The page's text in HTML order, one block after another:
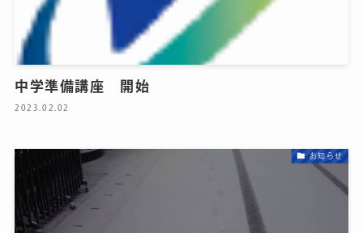
中学準備講座 開始
2023.02.02
お知らせ